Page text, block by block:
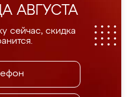
АВГУСТА
сейчас, скидка